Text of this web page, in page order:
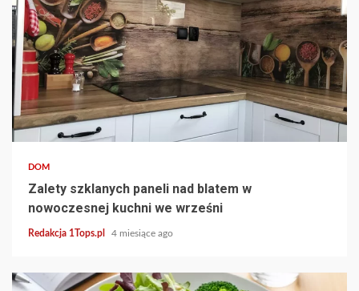
4 min read
DOM
Zalety szklanych paneli nad blatem w
nowoczesnej kuchni we wrześni
Redakcja 1Tops.pl 4 miesiące ago